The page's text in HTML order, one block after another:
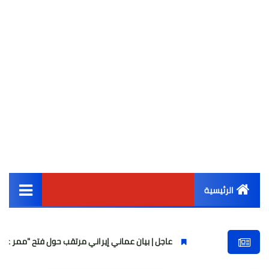
الرئيسية
أخبار مصر
عاجل | بيان عماني إيراني مرتقب حول فتح "ممر عبور